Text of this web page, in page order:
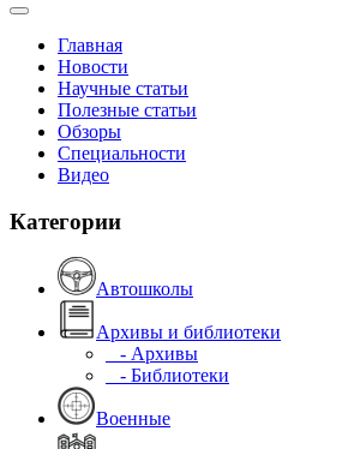
Главная
Новости
Научные статьи
Полезные статьи
Обзоры
Специальности
Видео
Категории
Автошколы
Архивы и библиотеки
- Архивы
- Библиотеки
Военные